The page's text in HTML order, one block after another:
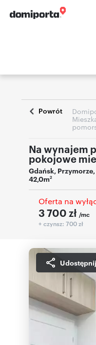
Powrót
Na wynajem
pokojowe
Gdańsk, Przymorze,
42,0m2
Oferta na
3 700 zł /mc
+ czynsz: 700 zł
Udostępnij